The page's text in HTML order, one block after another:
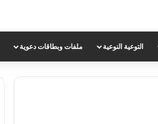
التوعية النوعية ملفات وبطاقات دعوية